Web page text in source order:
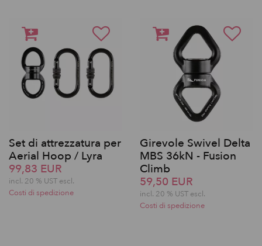
Set di attrezzatura per
Aerial Hoop / Lyra
99,83 EUR
incl. 20 % UST escl.
Costi di spedizione
Girevole Swivel Delta
MBS 36kN - Fusion
Climb
59,50 EUR
incl. 20 % UST escl.
Costi di spedizione